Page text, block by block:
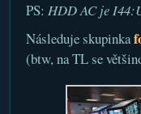
PS: HDD AC je
Následuje skupinka
(btw, na TL se